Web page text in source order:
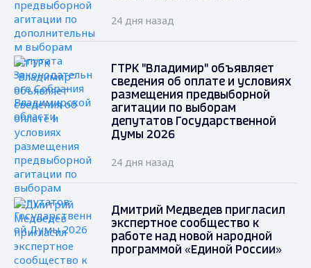
24 дня назад
ГТРК "Владимир" объявляет
сведения об оплате и условиях
размещения предвыборной
агитации по выборам
депутатов Государственной
Думы 2026
24 дня назад
Дмитрий Медведев пригласил
экспертное сообщество к
работе над новой народной
программой «Единой России»